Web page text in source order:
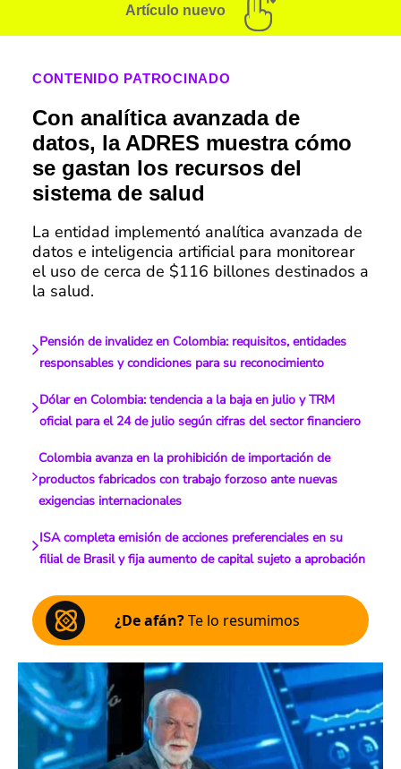
Artículo nuevo
CONTENIDO PATROCINADO
Con analítica avanzada de
datos, la ADRES muestra cómo
se gastan los recursos del
sistema de salud
La entidad implementó analítica avanzada de
datos e inteligencia artificial para monitorear
el uso de cerca de $116 billones destinados a
la salud.
Pensión de invalidez en Colombia: requisitos, entidades
responsables y condiciones para su reconocimiento
Dólar en Colombia: tendencia a la baja en julio y TRM
oficial para el 24 de julio según cifras del sector financiero
Colombia avanza en la prohibición de importación de
productos fabricados con trabajo forzoso ante nuevas
exigencias internacionales
ISA completa emisión de acciones preferenciales en su
filial de Brasil y fija aumento de capital sujeto a aprobación
¿De afán?Te lo resumimos